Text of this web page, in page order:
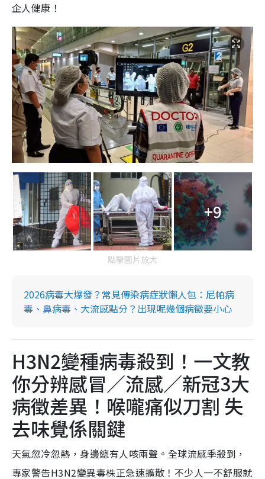
企人健康！
+9
點擊圖片放大
2026病毒大爆發？常見傳染病症狀懶人包：尼帕病
毒、鼻病毒、大流感點分？出現呢幾個病徵要小心
H3N2變種病毒殺到！一文教
你分辨感冒／流感／新冠3大
病徵差異！喉嚨痛似刀割 失
去味覺係關鍵
天氣忽冷忽熱，身邊總有人咳兩聲。全球流感季殺到，
專家警告H3N2變異毒株正急速擴散！不少人一不舒服就